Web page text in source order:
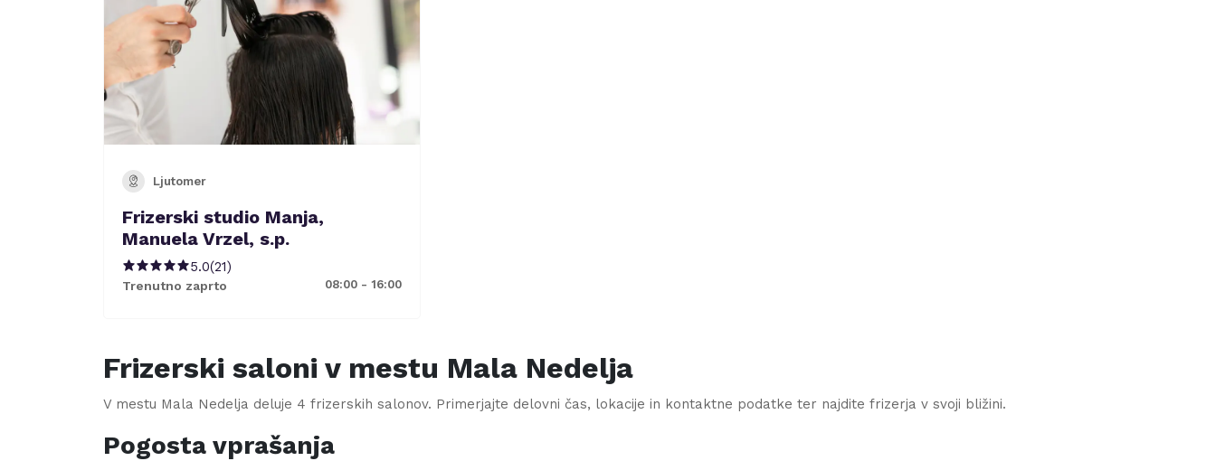
Ljutomer
Frizerski studio Manja,
Manuela Vrzel, s.p.
5.0(21)
Trenutno zaprto 08:00 - 16:00
Frizerski saloni v mestu Mala Nedelja
V mestu Mala Nedelja deluje 4 frizerskih salonov. Primerjajte delovni čas, lokacije in kontaktne podatke ter najdite frizerja v svoji bližini.
Pogosta vprašanja